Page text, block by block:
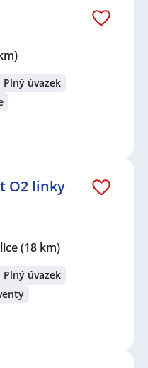
Plný úvazek
O2 linky
(18 km)
Plný úvazek